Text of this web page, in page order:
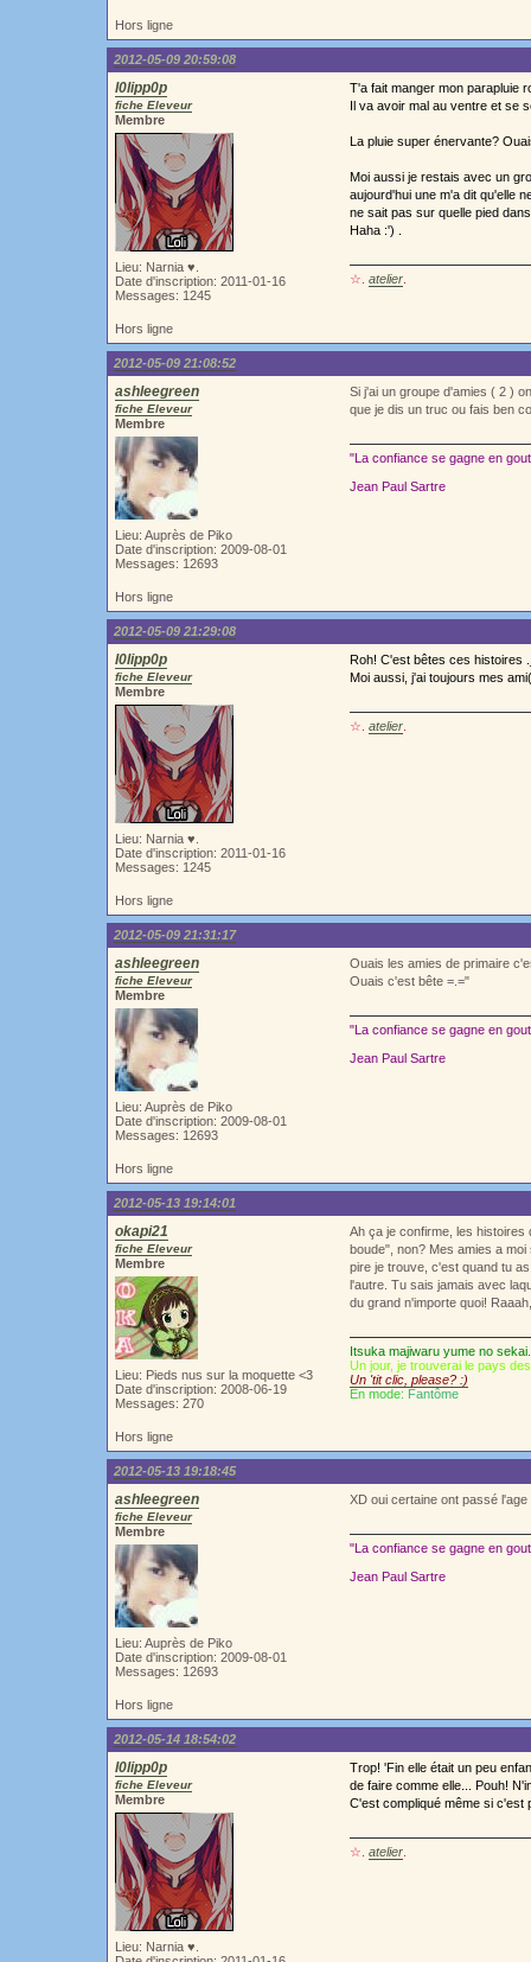
Hors ligne
2012-05-09 20:59:08
l0lipp0p
fiche Eleveur
Membre
Lieu: Narnia ♥.
Date d'inscription: 2011-01-16
Messages: 1245
T'a fait manger mon parapluie
Il va avoir mal au ventre et se
La pluie super énervante?
Moi aussi je restais avec un
aujourd'hui une m'a dit qu'elle
ne sait pas sur quelle pied
Haha :') .
☆. atelier
Hors ligne
2012-05-09 21:08:52
ashleegreen
fiche Eleveur
Membre
Lieu: Auprès de Piko
Date d'inscription: 2009-08-01
Messages: 12693
Si j'ai un groupe d'amies ( 2 )
que je dis un truc ou fais ben
"La confiance se gagne en
Jean Paul Sartre
Hors ligne
2012-05-09 21:29:08
l0lipp0p
fiche Eleveur
Membre
Lieu: Narnia ♥.
Date d'inscription: 2011-01-16
Messages: 1245
Roh! C'est bêtes ces
Moi aussi, j'ai toujours mes
☆. atelier
Hors ligne
2012-05-09 21:31:17
ashleegreen
fiche Eleveur
Membre
Lieu: Auprès de Piko
Date d'inscription: 2009-08-01
Messages: 12693
Ouais les amies de primaire
Ouais c'est bête =.="
"La confiance se gagne en
Jean Paul Sartre
Hors ligne
2012-05-13 19:14:01
okapi21
fiche Eleveur
Membre
Lieu: Pieds nus sur la moquette <3
Date d'inscription: 2008-06-19
Messages: 270
Ah ça je confirme, les
boude", non? Mes amies a
pire je trouve, c'est quand tu
l'autre. Tu sais jamais avec
du grand n'importe quoi!
Itsuka majiwaru yume no
Un jour, je trouverai le pays
Un 'tit clic, please? :)
En mode: Fantôme
Hors ligne
2012-05-13 19:18:45
ashleegreen
fiche Eleveur
Membre
Lieu: Auprès de Piko
Date d'inscription: 2009-08-01
Messages: 12693
XD oui certaine ont passé
"La confiance se gagne en
Jean Paul Sartre
Hors ligne
2012-05-14 18:54:02
l0lipp0p
fiche Eleveur
Membre
Lieu: Narnia ♥.
Trop! 'Fin elle était un peu
de faire comme elle... Pouh!
C'est compliqué même si
☆. atelier